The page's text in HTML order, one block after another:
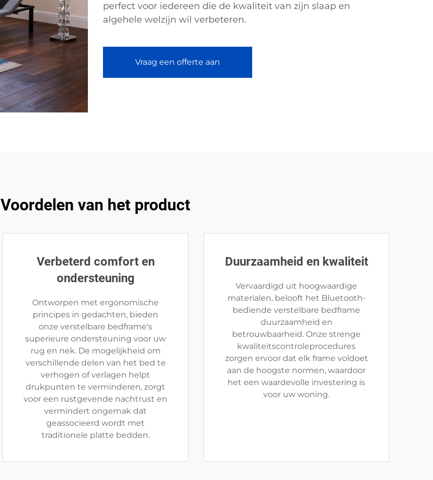
perfect voor iedereen die de kwaliteit van zijn slaap en
algehele welzijn wil verbeteren.
Vraag een offerte aan
Voordelen van het product
Verbeterd comfort en
ondersteuning
Ontworpen met ergonomische
principes in gedachten, bieden
onze verstelbare bedframe's
superieure ondersteuning voor uw
rug en nek. De mogelijkheid om
verschillende delen van het bed te
verhogen of verlagen helpt
drukpunten te verminderen, zorgt
voor een rustgevende nachtrust en
vermindert ongemak dat
geassocieerd wordt met
traditionele platte bedden.
Duurzaamheid en kwaliteit
Vervaardigd uit hoogwaardige
materialen, belooft het Bluetooth-
bediende verstelbare bedframe
duurzaamheid en
betrouwbaarheid. Onze strenge
kwaliteitscontroleprocedures
zorgen ervoor dat elk frame voldoet
aan de hoogste normen, waardoor
het een waardevolle investering is
voor uw woning.